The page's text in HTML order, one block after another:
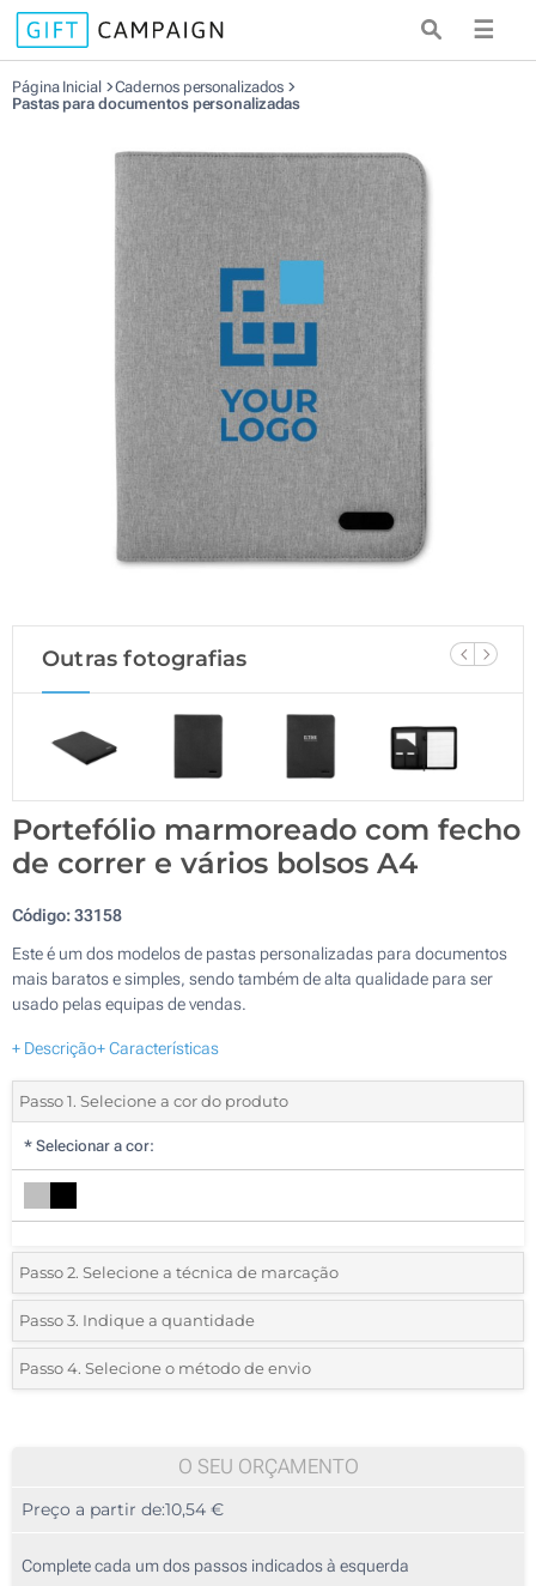
☰
Página Inicial
Cadernos personalizados
Pastas para documentos personalizadas
Outras fotografias
Portefólio marmoreado com fecho
de correr e vários bolsos A4
Código:33158
Este é um dos modelos de pastas personalizadas para documentos
mais baratos e simples, sendo também de alta qualidade para ser
usado pelas equipas de vendas.
+ Descrição+ Características
Passo 1. Selecione a cor do produto
* Selecionar a cor:
Passo 2. Selecione a técnica de marcação
*Selecione o tipo de marcação e as cores do logotipo:
1 Cor (Na frente)
Passo 3. Indique a quantidade
*Quantidade mínima:5
10
25
Passo 4. Selecione o método de envio
O SEU ORÇAMENTO
Preço a partir de:10,54 €
Complete cada um dos passos indicados à esquerda